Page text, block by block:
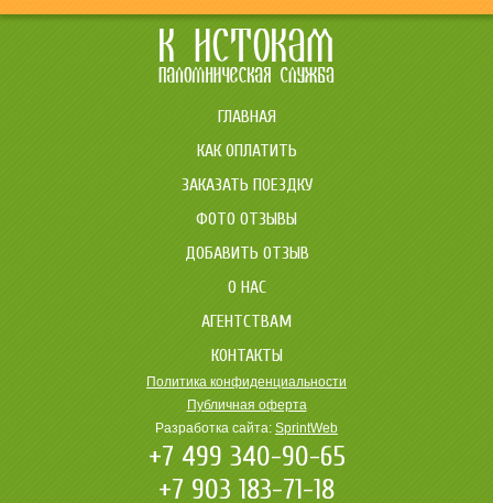
ГЛАВНАЯ
КАК ОПЛАТИТЬ
ЗАКАЗАТЬ ПОЕЗДКУ
ФОТО ОТЗЫВЫ
ДОБАВИТЬ ОТЗЫВ
О НАС
АГЕНТСТВАМ
КОНТАКТЫ
Политика конфиденциальности
Публичная оферта
Разработка сайта: SprintWeb
+7 499 340-90-65
+7 903 183-71-18